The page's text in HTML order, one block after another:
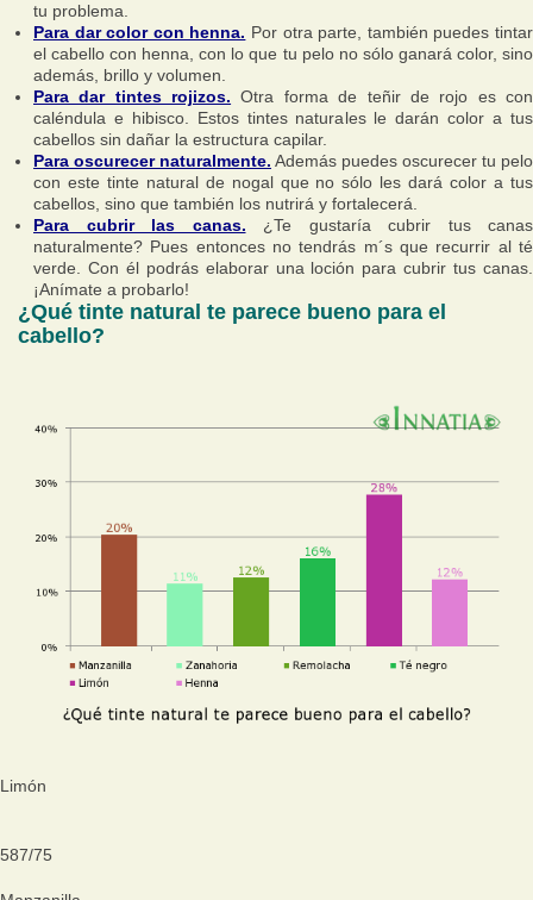
tu problema.
Para dar color con henna. Por otra parte, también puedes tintar
el cabello con henna, con lo que tu pelo no sólo ganará color, sino
además, brillo y volumen.
Para dar tintes rojizos. Otra forma de teñir de rojo es con
caléndula e hibisco. Estos tintes naturales le darán color a tus
cabellos sin dañar la estructura capilar.
Para oscurecer naturalmente. Además puedes oscurecer tu pelo
con este tinte natural de nogal que no sólo les dará color a tus
cabellos, sino que también los nutrirá y fortalecerá.
Para cubrir las canas. ¿Te gustaría cubrir tus canas
naturalmente? Pues entonces no tendrás m´s que recurrir al té
verde. Con él podrás elaborar una loción para cubrir tus canas.
¡Anímate a probarlo!
¿Qué tinte natural te parece bueno para el
cabello?
Limón
587/75